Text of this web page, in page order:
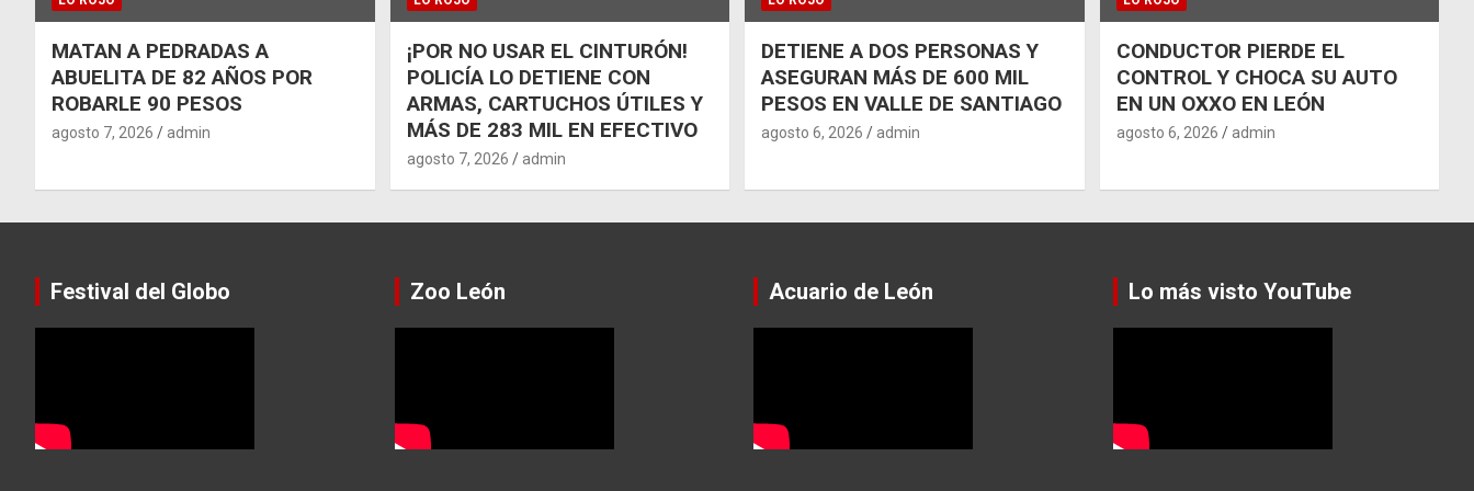
MATAN A PEDRADAS A
ABUELITA DE 82 AÑOS POR
ROBARLE 90 PESOS
agosto 7, 2026 admin
¡POR NO USAR EL CINTURÓN!
POLICÍA LO DETIENE CON
ARMAS, CARTUCHOS ÚTILES Y
MÁS DE 283 MIL EN EFECTIVO
agosto 7, 2026 admin
DETIENE A DOS PERSONAS Y
ASEGURAN MÁS DE 600 MIL
PESOS EN VALLE DE SANTIAGO
agosto 6, 2026 admin
CONDUCTOR PIERDE EL
CONTROL Y CHOCA SU AUTO
EN UN OXXO EN LEÓN
agosto 6, 2026 admin
Festival del Globo Zoo León Acuario de León Lo más visto YouTube